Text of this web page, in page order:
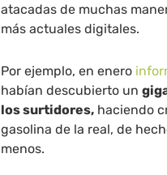
atacadas de muchas
más actuales digitales.
Por ejemplo, en enero
habían descubierto un
los surtidores, haciendo
gasolina de la real, de
menos.